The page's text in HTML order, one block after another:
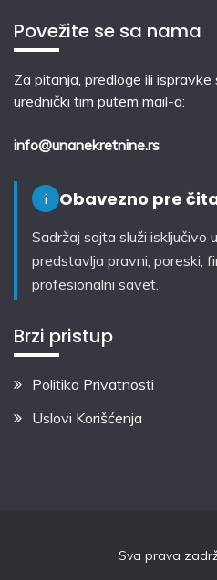
Povežite se sa nama
Za pitanja, predloge ili
urednički tim putem mail-a:
info@unanekretnine.rs
i Obavezno pre
Sadržaj sajta služi isključivo
predstavlja pravni, poreski,
profesionalni savet.
Brzi pristup
Politika Privatnosti
Uslovi Korišćenja